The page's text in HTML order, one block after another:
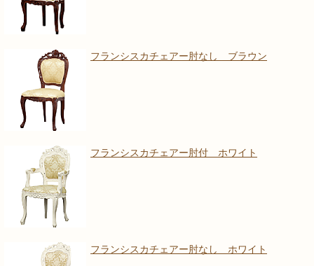
フランシスカチェアー肘なし ブラウン
フランシスカチェアー肘付 ホワイト
フランシスカチェアー肘なし ホワイト